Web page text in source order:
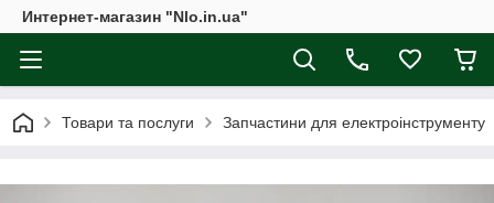
Интернет-магазин "Nlo.in.ua"
Товари та послуги Запчастини для електроінструменту